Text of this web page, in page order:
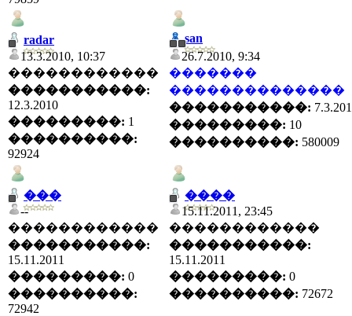
radar
13.3.2010, 10:37
������������
�����������:
12.3.2010
���������: 1
����������:
92924
san
26.7.2010, 9:34
�������
��������������
�����������:
���������: 10
����������: 580009
���
--
������������
�����������:
15.11.2011
���������: 0
����������:
72942
����
15.11.2011, 23:45
������������
�����������:
15.11.2011
���������: 0
����������: 72672